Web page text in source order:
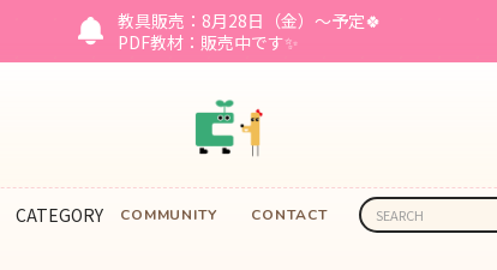
教具販売：8月28日（金）～予定🍀
PDF教材：販売中です✨
CATEGORY COMMUNITY CONTACT